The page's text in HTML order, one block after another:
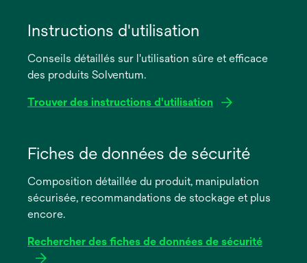
Instructions d'utilisation
Conseils détaillés sur l'utilisation sûre et efficace
des produits Solventum.
Trouver des instructions d'utilisation
dans
nouvel
onglet
Fiches de données de sécurité
Composition détaillée du produit, manipulation
sécurisée, recommandations de stockage et plus
encore.
Rechercher des fiches de données de sécurité